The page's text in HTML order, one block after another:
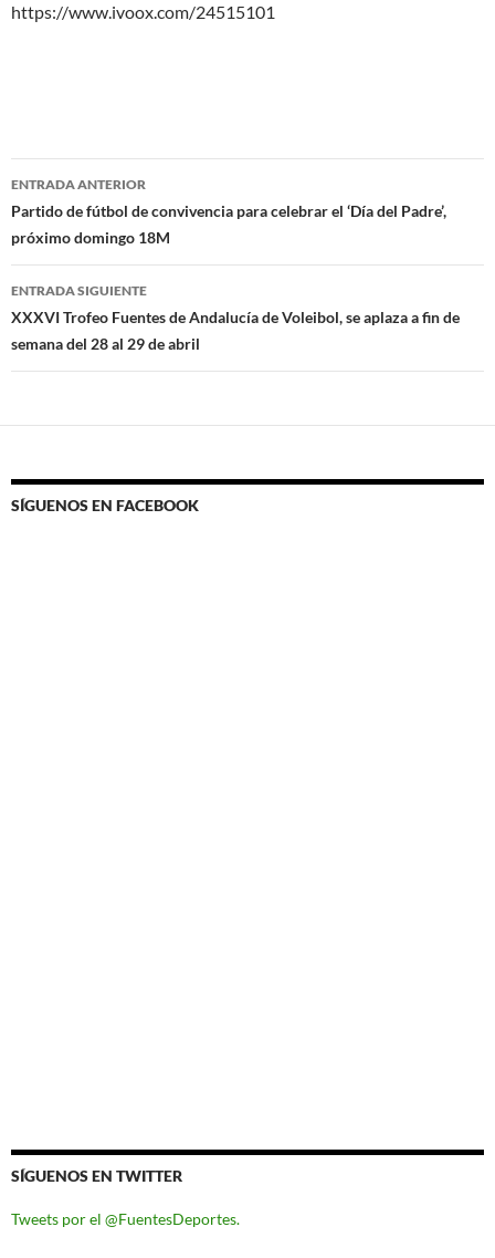
https://www.ivoox.com/24515101
Navegación
de
entradas
ENTRADA ANTERIOR
Partido de fútbol de convivencia para celebrar el ‘Día del Padre’,
próximo domingo 18M
ENTRADA SIGUIENTE
XXXVI Trofeo Fuentes de Andalucía de Voleibol, se aplaza a fin de
semana del 28 al 29 de abril
SÍGUENOS EN FACEBOOK
SÍGUENOS EN TWITTER
Tweets por el @FuentesDeportes.